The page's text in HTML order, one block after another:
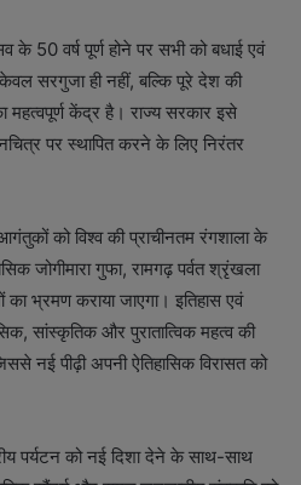
के 50 वर्ष पूर्ण होने पर सभी को बधाई एवं
सरगुजा ही नहीं, बल्कि पूरे देश की
महत्वपूर्ण केंद्र है। राज्य सरकार इसे
पर स्थापित करने के लिए निरंतर
को विश्व की प्राचीनतम रंगशाला के
जोगीमारा गुफा, रामगढ़ पर्वत श्रृंखला
का भ्रमण कराया जाएगा। इतिहास एवं
सांस्कृतिक और पुरातात्विक महत्व की
नई पीढ़ी अपनी ऐतिहासिक विरासत को
पर्यटन को नई दिशा देने के साथ-साथ